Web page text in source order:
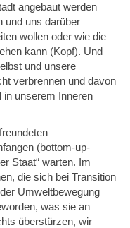
angebaut werden
und uns darüber
wollen oder wie die
kann (Kopf). Und
und unsere
verbrennen und davon
in unserem Inneren
(bottom-up-
Staat“ warten. Im
die sich bei Transition
Umweltbewegung
was sie an
überstürzen, wir